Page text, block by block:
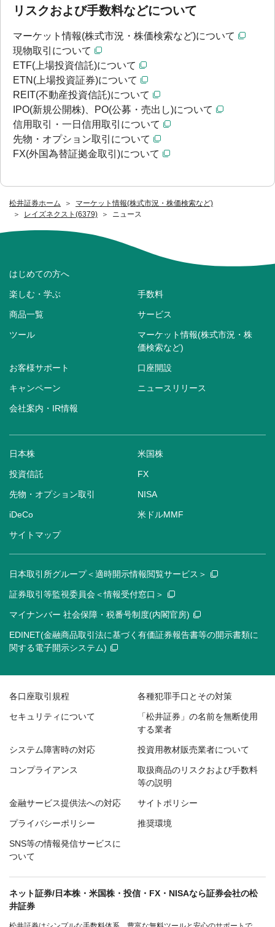
松井証券ホーム
マーケット情報(株式市況・株価検索など)
レイズネクスト(6379)
ニュース
リスクおよび手数料などについて
マーケット情報(株式市況・株価検索など)について
現物取引について
ETF(上場投資信託)について
ETN(上場投資証券)について
REIT(不動産投資信託)について
IPO(新規公開株)、PO(公募・売出し)について
信用取引・一日信用取引について
先物・オプション取引について
FX(外国為替証拠金取引)について
はじめての方へ
楽しむ・学ぶ 手数料
商品一覧 サービス
ツール
マーケット情報(株式市況・株
価検索など)
お客様サポート 口座開設
キャンペーン ニュースリリース
会社案内・IR情報
日本株 米国株
投資信託 FX
先物・オプション取引 NISA
iDeCo 米ドルMMF
サイトマップ
日本取引所グループ＜適時開示情報閲覧サービス＞
証券取引等監視委員会＜情報受付窓口＞
マイナンバー 社会保障・税番号制度(内閣官房)
EDINET(金融商品取引法に基づく有価証券報告書等の開示書類に
関する電子開示システム)
各口座取引規程 各種犯罪手口とその対策
セキュリティについて
「松井証券」の名前を無断使用
する業者
システム障害時の対応 投資用教材販売業者について
コンプライアンス
取扱商品のリスクおよび手数料
等の説明
金融サービス提供法への対応 サイトポリシー
プライバシーポリシー 推奨環境
SNS等の情報発信サービスに
ついて
ネット証券/日本株・米国株・投信・FX・NISAなら証券会社の松
井証券